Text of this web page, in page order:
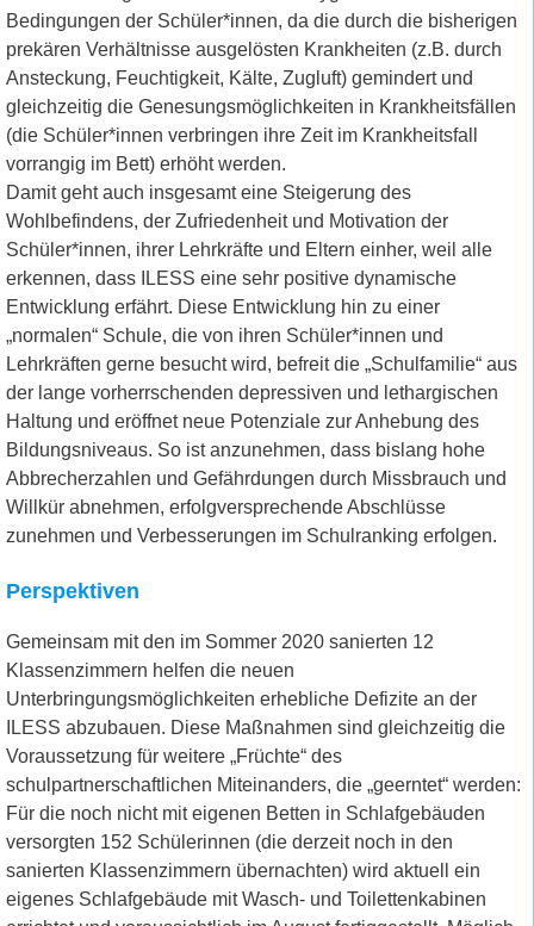
Bedingungen der Schüler*innen, da die durch die bisherigen
prekären Verhältnisse ausgelösten Krankheiten (z.B. durch
Ansteckung, Feuchtigkeit, Kälte, Zugluft) gemindert und
gleichzeitig die Genesungsmöglichkeiten in Krankheitsfällen
(die Schüler*innen verbringen ihre Zeit im Krankheitsfall
vorrangig im Bett) erhöht werden.
Damit geht auch insgesamt eine Steigerung des
Wohlbefindens, der Zufriedenheit und Motivation der
Schüler*innen, ihrer Lehrkräfte und Eltern einher, weil alle
erkennen, dass ILESS eine sehr positive dynamische
Entwicklung erfährt. Diese Entwicklung hin zu einer
„normalen“ Schule, die von ihren Schüler*innen und
Lehrkräften gerne besucht wird, befreit die „Schulfamilie“ aus
der lange vorherrschenden depressiven und lethargischen
Haltung und eröffnet neue Potenziale zur Anhebung des
Bildungsniveaus. So ist anzunehmen, dass bislang hohe
Abbrecherzahlen und Gefährdungen durch Missbrauch und
Willkür abnehmen, erfolgversprechende Abschlüsse
zunehmen und Verbesserungen im Schulranking erfolgen.
Perspektiven
Gemeinsam mit den im Sommer 2020 sanierten 12
Klassenzimmern helfen die neuen
Unterbringungsmöglichkeiten erhebliche Defizite an der
ILESS abzubauen. Diese Maßnahmen sind gleichzeitig die
Voraussetzung für weitere „Früchte“ des
schulpartnerschaftlichen Miteinanders, die „geerntet“ werden:
Für die noch nicht mit eigenen Betten in Schlafgebäuden
versorgten 152 Schülerinnen (die derzeit noch in den
sanierten Klassenzimmern übernachten) wird aktuell ein
eigenes Schlafgebäude mit Wasch- und Toilettenkabinen